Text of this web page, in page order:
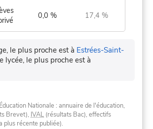
0,0 % 17,4 %
le plus proche est à Estrées-Saint-
lycée, le plus proche est à
Nationale : annuaire de l'éducation,
Brevet), IVAL (résultats Bac), effectifs
plus récente publiée).